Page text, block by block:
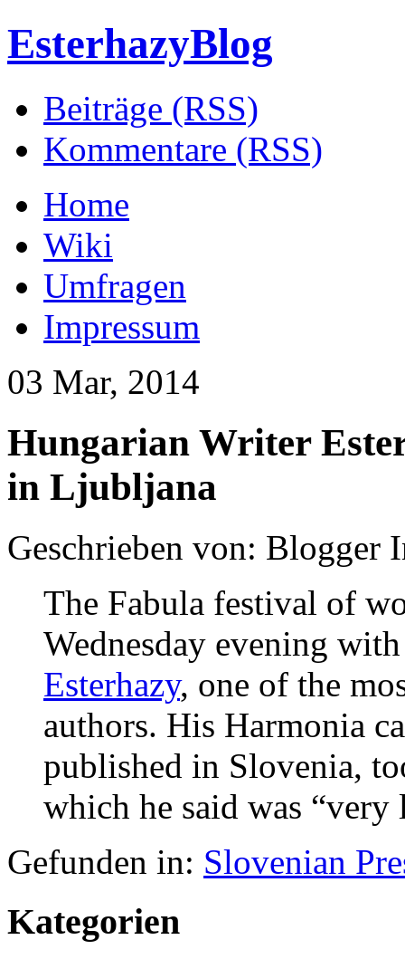
EsterhazyBlog
Beiträge (RSS)
Kommentare (RSS)
Home
Wiki
Umfragen
Impressum
03 Mar, 2014
Hungarian Writer
in Ljubljana
Geschrieben von: Blogger
The Fabula festival of
Wednesday evening
Esterhazy, one of the
authors. His Harmonia
published in Slovenia,
which he said was
Gefunden in: Slovenian
Kategorien